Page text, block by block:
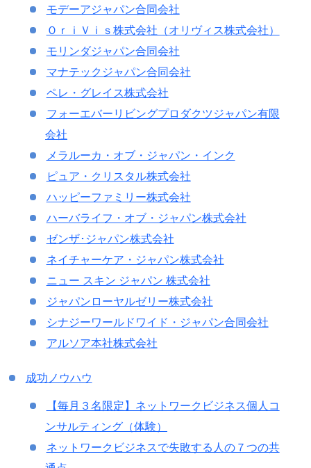
モデーアジャパン合同会社
ＯｒｉＶｉｓ株式会社（オリヴィス株式会社）
モリンダジャパン合同会社
マナテックジャパン合同会社
ペレ・グレイス株式会社
フォーエバーリビングプロダクツジャパン有限
会社
メラルーカ・オブ・ジャパン・インク
ピュア・クリスタル株式会社
ハッピーファミリー株式会社
ハーバライフ・オブ・ジャパン株式会社
ゼンザ･ジャパン株式会社
ネイチャーケア・ジャパン株式会社
ニュー スキン ジャパン 株式会社
ジャパンローヤルゼリー株式会社
シナジーワールドワイド・ジャパン合同会社
アルソア本社株式会社
成功ノウハウ
【毎月３名限定】ネットワークビジネス個人コ
ンサルティング（体験）
ネットワークビジネスで失敗する人の７つの共